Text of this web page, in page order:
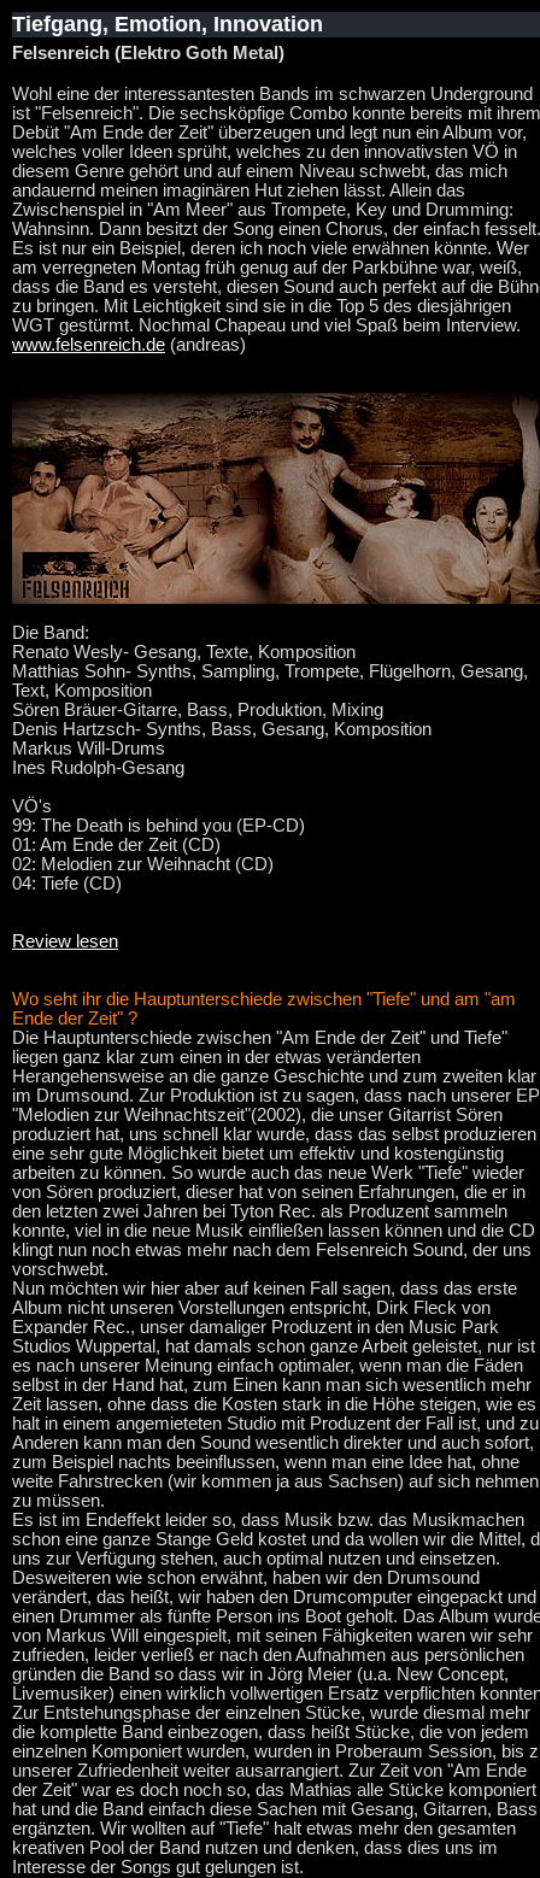
Tiefgang, Emotion, Innovation
Felsenreich (Elektro Goth Metal)
Wohl eine der interessantesten Bands im schwarzen Underground
ist "Felsenreich". Die sechsköpfige Combo konnte bereits mit ihrem
Debüt "Am Ende der Zeit" überzeugen und legt nun ein Album vor,
welches voller Ideen sprüht, welches zu den innovativsten VÖ in
diesem Genre gehört und auf einem Niveau schwebt, das mich
andauernd meinen imaginären Hut ziehen lässt. Allein das
Zwischenspiel in "Am Meer" aus Trompete, Key und Drumming:
Wahnsinn. Dann besitzt der Song einen Chorus, der einfach fesselt.
Es ist nur ein Beispiel, deren ich noch viele erwähnen könnte. Wer
am verregneten Montag früh genug auf der Parkbühne war, weiß,
dass die Band es versteht, diesen Sound auch perfekt auf die
zu bringen. Mit Leichtigkeit sind sie in die Top 5 des diesjährigen
WGT gestürmt. Nochmal Chapeau und viel Spaß beim Interview.
www.felsenreich.de (andreas)
Die Band:
Renato Wesly- Gesang, Texte, Komposition
Matthias Sohn- Synths, Sampling, Trompete, Flügelhorn, Gesang,
Text, Komposition
Sören Bräuer-Gitarre, Bass, Produktion, Mixing
Denis Hartzsch- Synths, Bass, Gesang, Komposition
Markus Will-Drums
Ines Rudolph-Gesang
VÖ's
99: The Death is behind you (EP-CD)
01: Am Ende der Zeit (CD)
02: Melodien zur Weihnacht (CD)
04: Tiefe (CD)
Review lesen
Wo seht ihr die Hauptunterschiede zwischen "Tiefe" und am "am
Ende der Zeit" ?
Die Hauptunterschiede zwischen "Am Ende der Zeit" und Tiefe"
liegen ganz klar zum einen in der etwas veränderten
Herangehensweise an die ganze Geschichte und zum zweiten klar
im Drumsound. Zur Produktion ist zu sagen, dass nach unserer EP
"Melodien zur Weihnachtszeit"(2002), die unser Gitarrist Sören
produziert hat, uns schnell klar wurde, dass das selbst produzieren
eine sehr gute Möglichkeit bietet um effektiv und kostengünstig
arbeiten zu können. So wurde auch das neue Werk "Tiefe" wieder
von Sören produziert, dieser hat von seinen Erfahrungen, die er in
den letzten zwei Jahren bei Tyton Rec. als Produzent sammeln
konnte, viel in die neue Musik einfließen lassen können und die CD
klingt nun noch etwas mehr nach dem Felsenreich Sound, der uns
vorschwebt.
Nun möchten wir hier aber auf keinen Fall sagen, dass das erste
Album nicht unseren Vorstellungen entspricht, Dirk Fleck von
Expander Rec., unser damaliger Produzent in den Music Park
Studios Wuppertal, hat damals schon ganze Arbeit geleistet, nur ist
es nach unserer Meinung einfach optimaler, wenn man die Fäden
selbst in der Hand hat, zum Einen kann man sich wesentlich mehr
Zeit lassen, ohne dass die Kosten stark in die Höhe steigen, wie es
halt in einem angemieteten Studio mit Produzent der Fall ist, und
Anderen kann man den Sound wesentlich direkter und auch sofort,
zum Beispiel nachts beeinflussen, wenn man eine Idee hat, ohne
weite Fahrstrecken (wir kommen ja aus Sachsen) auf sich nehmen
zu müssen.
Es ist im Endeffekt leider so, dass Musik bzw. das Musikmachen
schon eine ganze Stange Geld kostet und da wollen wir die Mittel,
uns zur Verfügung stehen, auch optimal nutzen und einsetzen.
Desweiteren wie schon erwähnt, haben wir den Drumsound
verändert, das heißt, wir haben den Drumcomputer eingepackt und
einen Drummer als fünfte Person ins Boot geholt. Das Album
von Markus Will eingespielt, mit seinen Fähigkeiten waren wir sehr
zufrieden, leider verließ er nach den Aufnahmen aus persönlichen
gründen die Band so dass wir in Jörg Meier (u.a. New Concept,
Livemusiker) einen wirklich vollwertigen Ersatz verpflichten
Zur Entstehungsphase der einzelnen Stücke, wurde diesmal mehr
die komplette Band einbezogen, dass heißt Stücke, die von jedem
einzelnen Komponiert wurden, wurden in Proberaum Session, bis
unserer Zufriedenheit weiter ausarrangiert. Zur Zeit von "Am Ende
der Zeit" war es doch noch so, das Mathias alle Stücke komponiert
hat und die Band einfach diese Sachen mit Gesang, Gitarren, Bass
ergänzten. Wir wollten auf "Tiefe" halt etwas mehr den gesamten
kreativen Pool der Band nutzen und denken, dass dies uns im
Interesse der Songs gut gelungen ist.